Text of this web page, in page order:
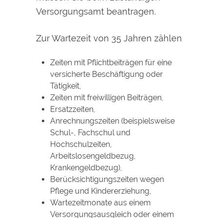
Versorgungsamt beantragen.
Zur Wartezeit von 35 Jahren zählen
Zeiten mit Pflichtbeiträgen für eine
versicherte Beschäftigung oder
Tätigkeit,
Zeiten mit freiwilligen Beiträgen,
Ersatzzeiten,
Anrechnungszeiten (beispielsweise
Schul-, Fachschul und
Hochschulzeiten,
Arbeitslosengeldbezug,
Krankengeldbezug),
Berücksichtigungszeiten wegen
Pflege und Kindererziehung,
Wartezeitmonate aus einem
Versorgungsausgleich oder einem